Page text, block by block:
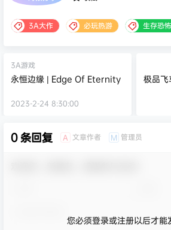
3A大作 必玩热游 生存恐怖
3A游戏
永恒边缘 | Edge Of Eternity
2023-2-24 8:30:00
极品
0 条回复 A 文章作者 M 管理员
您必须登录或注册以后才能